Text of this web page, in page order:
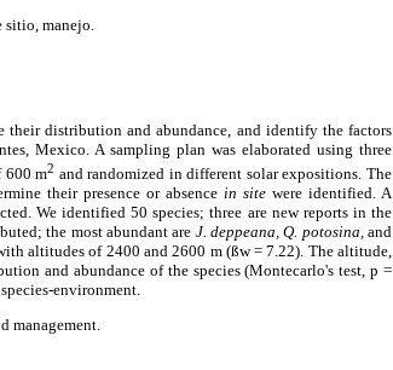
manejo.
their distribution and abundance, and identify the factors
Mexico. A sampling plan was elaborated using three
600 m2 and randomized in different solar expositions. The
their presence or absence in sitewere identified. A
We identified 50 species; three are new reports in the
the most abundant are J. deppeana, Q. potosina, and
altitudes of 2400 and 2600 m (ßw = 7.22). The altitude,
and abundance of the species (Montecarlo's test, p =
environment.
management.